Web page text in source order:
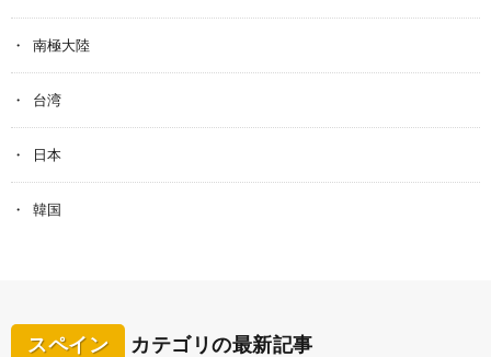
南極大陸
台湾
日本
韓国
スペイン カテゴリの最新記事